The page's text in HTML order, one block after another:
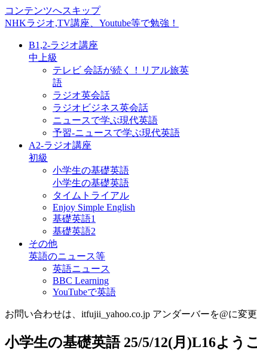
コンテンツへスキップ
NHKラジオ,TV講座、Youtube等で勉強！
B1,2-ラジオ講座
中上級
テレビ 会話が続く！リアル旅英
語
ラジオ英会話
ラジオビジネス英会話
ニュースで学ぶ現代英語
予習-ニュースで学ぶ現代英語
A2-ラジオ講座
初級
小学生の基礎英語
小学生の基礎英語
タイムトライアル
Enjoy Simple English
基礎英語1
基礎英語2
その他
英語のニュース等
英語ニュース
BBC Learning
YouTubeで英語
お問い合わせは、itfujii_yahoo.co.jp アンダーバーを@に変
小学生の基礎英語 25/5/12(月)L16よう